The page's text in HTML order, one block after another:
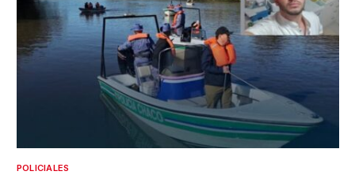
POLICIALES